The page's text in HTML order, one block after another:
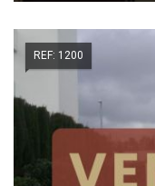
REF: 1200